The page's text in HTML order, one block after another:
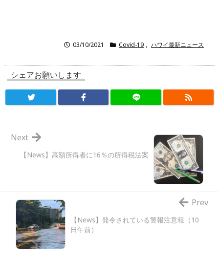
03/10/2021 Covid-19 , ハワイ最新ニュース
シェアお願いします
【News】高額所得者に16％の所得税法案
Next
【News】発令されている警報注意報（10
日午前）
Prev